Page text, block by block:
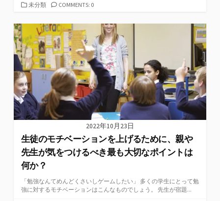
カ
ゴ
ー
未分類 COMMENTS: 0
2022年10月23日
生徒のモチベーションを上げるために、親や
先生が気をつけるべき最も大切なポイントは
何か？
「勉強なんてめんどくさいしゲームしたい」 多くの学生にとって勉
強に対するモチベーションはこんなものでしょう。 先生が宿題...